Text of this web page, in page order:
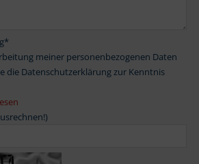
*
die Datenschutzerklärung zur Kenntnis